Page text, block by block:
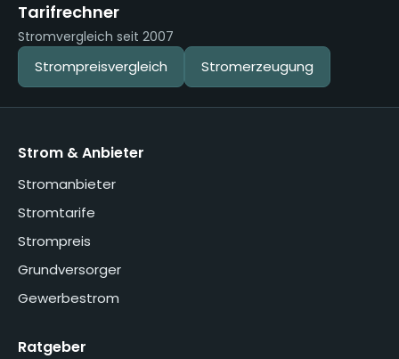
Tarifrechner
Stromvergleich seit 2007
Strompreisvergleich Stromerzeugung
Strom & Anbieter
Stromanbieter
Stromtarife
Strompreis
Grundversorger
Gewerbestrom
Ratgeber